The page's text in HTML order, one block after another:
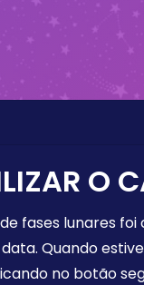
O
fases lunares
Quando
no botão